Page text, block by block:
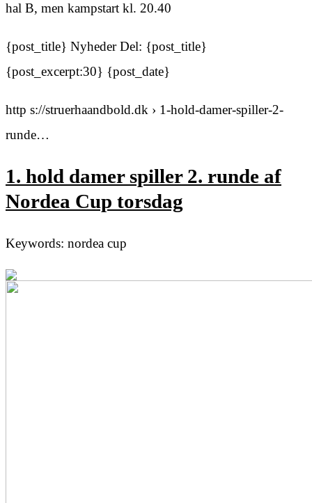
hal B, men kampstart kl. 20.40
{post_title} Nyheder Del: {post_title}
{post_excerpt:30} {post_date}
http s://struerhaandbold.dk › 1-hold-damer-spiller-2-
runde…
1. hold damer spiller 2. runde af
Nordea Cup torsdag
Keywords: nordea cup